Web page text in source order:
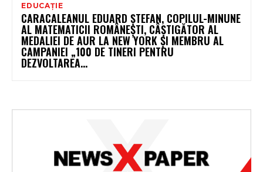
EDUCAȚIE
CARACALEANUL EDUARD ȘTEFAN, COPILUL-MINUNE
AL MATEMATICII ROMÂNEȘTI, CÂȘTIGĂTOR AL
MEDALIEI DE AUR LA NEW YORK ȘI MEMBRU AL
CAMPANIEI „100 DE TINERI PENTRU
DEZVOLTAREA...